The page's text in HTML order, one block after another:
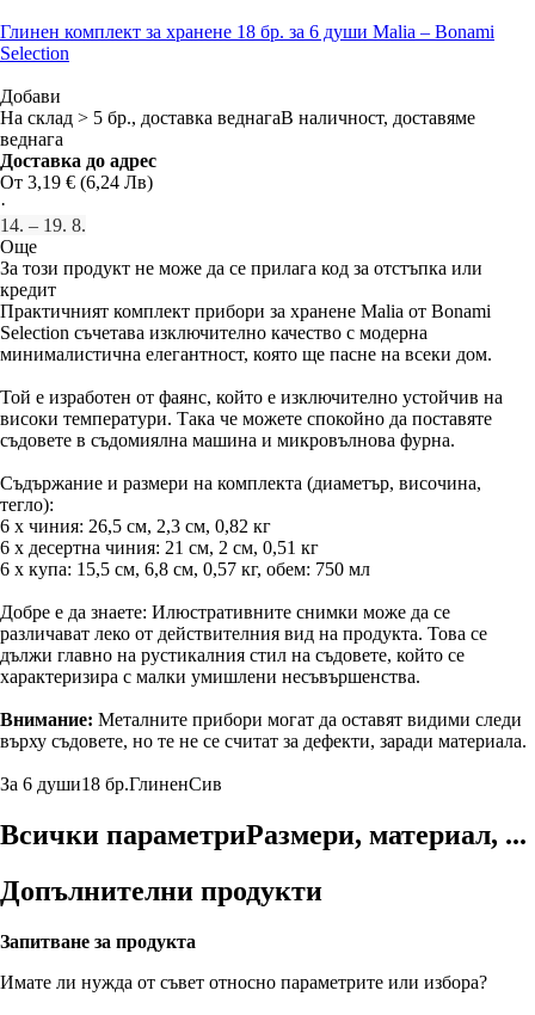
Глинен комплект за хранене 18 бр. за 6 души Malia – Bonami
Selection
Добави
На склад > 5 бр., доставка веднагаВ наличност, доставяме
веднага
Доставка до адрес
От 3,19 € (6,24 Лв)
·
14. – 19. 8.
Още
За този продукт не може да се прилага код за отстъпка или
кредит
Практичният комплект прибори за хранене Malia от Bonami
Selection съчетава изключително качество с модерна
минималистична елегантност, която ще пасне на всеки дом.
Той е изработен от фаянс, който е изключително устойчив на
високи температури. Така че можете спокойно да поставяте
съдовете в съдомиялна машина и микровълнова фурна.
Съдържание и размери на комплекта (диаметър, височина,
тегло):
6 x чиния: 26,5 см, 2,3 см, 0,82 кг
6 x десертна чиния: 21 см, 2 см, 0,51 кг
6 x купа: 15,5 см, 6,8 см, 0,57 кг, обем: 750 мл
Добре е да знаете: Илюстративните снимки може да се
различават леко от действителния вид на продукта. Това се
дължи главно на рустикалния стил на съдовете, който се
характеризира с малки умишлени несъвършенства.
Внимание: Металните прибори могат да оставят видими следи
върху съдовете, но те не се считат за дефекти, заради материала.
За 6 души18 бр.ГлиненСив
Всички параметриРазмери, материал, ...
Допълнителни продукти
Запитване за продукта
Имате ли нужда от съвет относно параметрите или избора?